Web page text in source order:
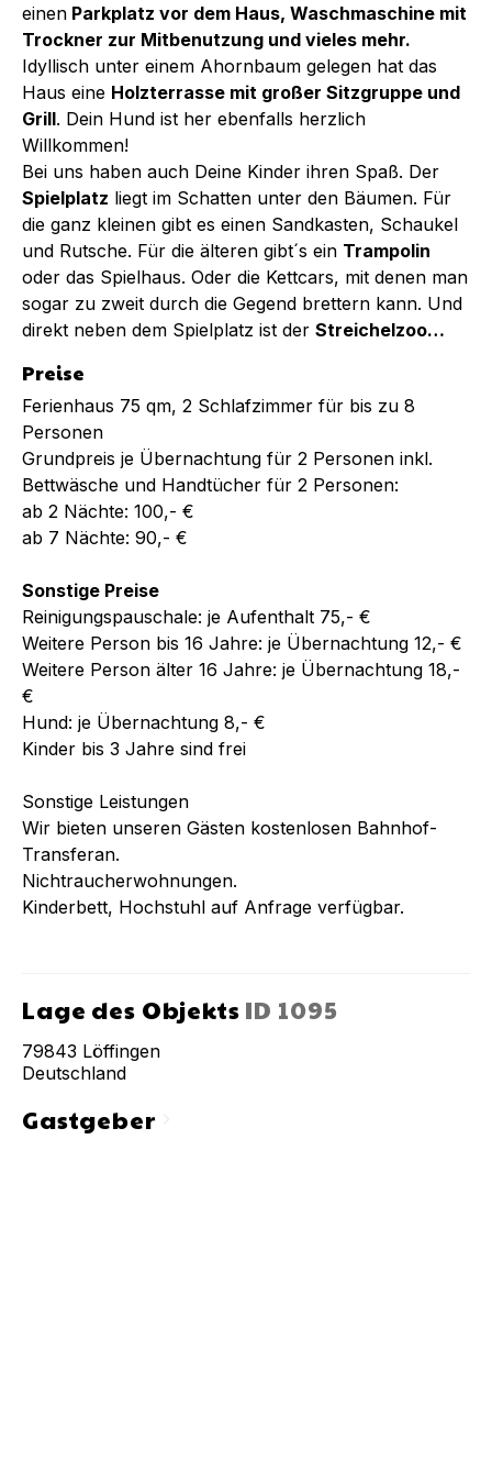
einen Parkplatz vor dem Haus, Waschmaschine mit
Trockner zur Mitbenutzung und vieles mehr.
Idyllisch unter einem Ahornbaum gelegen hat das
Haus eine Holzterrasse mit großer Sitzgruppe und
Grill. Dein Hund ist her ebenfalls herzlich
Willkommen!
Bei uns haben auch Deine Kinder ihren Spaß. Der
Spielplatz liegt im Schatten unter den Bäumen. Für
die ganz kleinen gibt es einen Sandkasten, Schaukel
und Rutsche. Für die älteren gibt´s ein Trampolin
oder das Spielhaus. Oder die Kettcars, mit denen man
sogar zu zweit durch die Gegend brettern kann. Und
direkt neben dem Spielplatz ist der Streichelzoo…
Preise
Ferienhaus 75 qm, 2 Schlafzimmer für bis zu 8
Personen
Grundpreis je Übernachtung für 2 Personen inkl.
Bettwäsche und Handtücher für 2 Personen:
ab 2 Nächte: 100,- €
ab 7 Nächte: 90,- €
Sonstige Preise
Reinigungspauschale: je Aufenthalt 75,- €
Weitere Person bis 16 Jahre: je Übernachtung 12,- €
Weitere Person älter 16 Jahre: je Übernachtung 18,-
€
Hund: je Übernachtung 8,- €
Kinder bis 3 Jahre sind frei
Sonstige Leistungen
Wir bieten unseren Gästen kostenlosen Bahnhof-
Transferan.
Nichtraucherwohnungen.
Kinderbett, Hochstuhl auf Anfrage verfügbar.
Lage des Objekts ID 1095
79843 Löffingen
Deutschland
Gastgeberchevron_right